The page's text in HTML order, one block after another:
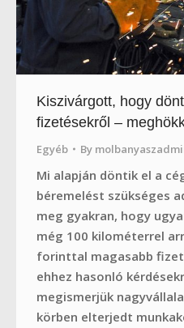
Kiszivárgott, hogy
fizetésekről –
Egyéb By
Mi alapján döntik el a
béremelést szükséges
meg gyakran, hogy
még 100 kilométerrel
forinttal magasabb
ehhez hasonló
megismerjük
körben elterjedt